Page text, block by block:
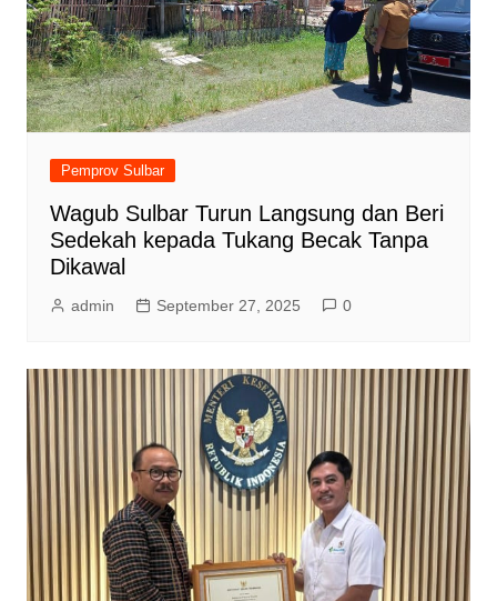
Pemprov Sulbar
Wagub Sulbar Turun Langsung dan Beri
Sedekah kepada Tukang Becak Tanpa
Dikawal
admin September 27, 2025 0